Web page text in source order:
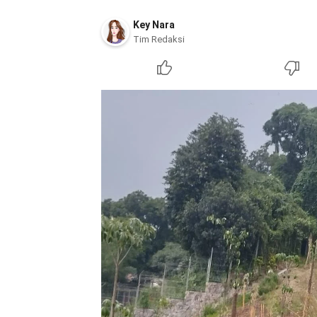
Key Nara
Tim Redaksi